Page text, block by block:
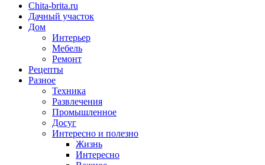
Chita-brita.ru
Дачный участок
Дом
Интерьер
Мебель
Ремонт
Рецепты
Разное
Техника
Развлечения
Промышленное
Досуг
Интересно и полезно
Жизнь
Интересно